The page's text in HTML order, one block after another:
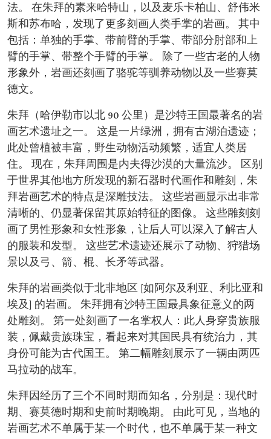
法。 在朱拜的素来哈特山，以及麦乐卡柏山、舒伟米
斯和苏布哈，发现了更多刻画人类手掌的岩画。 其中
包括：单独的手掌、带前臂的手掌、带部分肘部和上
臂的手掌、带整个手臂的手掌。 除了一些古老的人物
形象外，岩画还刻画了骆驼等驯养动物以及一些赛莫
德文。
朱拜（哈伊勒市以北 90 公里）是沙特王国最著名的岩
画艺术遗址之一。 这是一片绿洲，拥有古湖泊遗迹；
此处曾植被丰富，野生动物活动频繁，适宜人类居
住。 现在，朱拜周围是内夫得沙漠的大量流沙。 区别
于世界其他地方所发现的新石器时代画作和雕刻，朱
拜岩画艺术的特点是深雕技法。 这些岩画显示出非常
清晰的、仍显著保留其原始特征的图像。 这些雕刻刻
画了男性形象和女性形象，让后人可以深入了解古人
的服装和发型。 这些艺术遗迹还展示了动物、狩猎场
景以及弓、箭、棍、长矛等武器。
朱拜的岩画类似于北非地区 [如阿尔及利亚、利比亚和
埃及] 的岩画。 朱拜拥有沙特王国最具象征意义的两
处雕刻。 第一处刻画了一名掌权人：此人身穿贵族服
装，佩戴贵族珠宝，看起来对其国民具有统治力，其
身份可能为古代国王。 第二幅雕刻展示了一辆由两匹
马拉动的战车。
朱拜因经历了三个不同时期而知名，分别是：现代时
期、赛莫德时期和史前时期晚期。 由此可见，当地的
岩画艺术不单属于某一个时代，也不单属于某一种文